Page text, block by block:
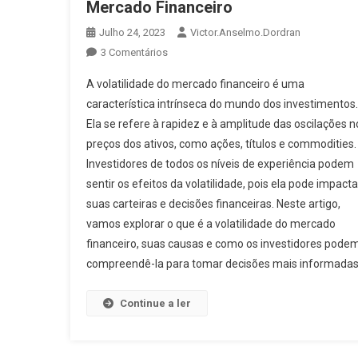
Mercado Financeiro
Julho 24, 2023
Victor.anselmo.dordran
3 Comentários
A volatilidade do mercado financeiro é uma
característica intrínseca do mundo dos investimentos.
Ela se refere à rapidez e à amplitude das oscilações
preços dos ativos, como ações, títulos e commodities.
Investidores de todos os níveis de experiência podem
sentir os efeitos da volatilidade, pois ela pode
suas carteiras e decisões financeiras. Neste artigo,
vamos explorar o que é a volatilidade do mercado
financeiro, suas causas e como os investidores
compreendê-la para tomar decisões mais
Continue a ler